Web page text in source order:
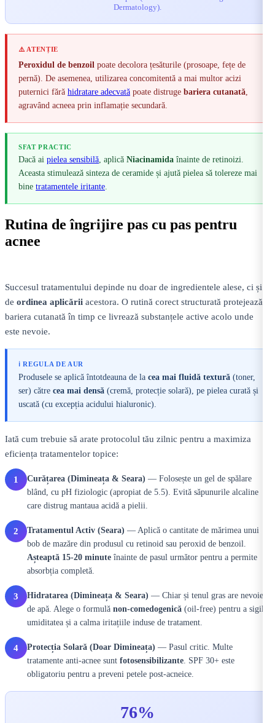
Dermatology).
⚠️ ATENȚIE
Peroxidul de benzoil poate decolora țesăturile (prosoape, fețe de
pernă). De asemenea, utilizarea concomitentă a mai multor acizi
puternici fără hidratare adecvată poate distruge bariera cutanată
agravând acneea prin inflamație secundară.
SFAT PRACTIC
Dacă ai pielea sensibilă , aplică Niacinamida înainte de retinoizi.
Aceasta stimulează sinteza de ceramide și ajută pielea să tolereze mai
bine tratamentele iritante
Rutina de îngrijire pas cu pas pentru
acnee
Succesul tratamentului depinde nu doar de ingredientele alese, ci și
de ordinea aplicării acestora. O rutină corect structurată protejează
bariera cutanată în timp ce livrează substanțele active acolo unde
este nevoie.
ℹ️ REGULA DE AUR
Produsele se aplică întotdeauna de la cea mai fluidă textură (toner,
ser) către cea mai densă (cremă, protecție solară), pe pielea curată și
uscată (cu excepția acidului hialuronic).
Iată cum trebuie să arate protocolul tău zilnic pentru a maximiza
eficiența tratamentelor topice:
1 Curățarea (Dimineața & Seara) — Folosește un gel de spălare
blând, cu pH fiziologic (apropiat de 5.5). Evită săpunurile alcaline
care distrug mantaua acidă a pielii.
2 Tratamentul Activ (Seara) — Aplică o cantitate de mărimea unui
bob de mazăre din produsul cu retinoid sau peroxid de benzoil.
Așteaptă 15-20 minute înainte de pasul următor pentru a permite
absorbția completă.
3 Hidratarea (Dimineața & Seara) — Chiar și tenul gras are nevoie
de apă. Alege o formulă non-comedogenică (oil-free) pentru a sigila
umiditatea și a calma iritațiile induse de tratament.
4 Protecția Solară (Doar Dimineața) — Pasul critic. Multe
tratamente anti-acnee sunt fotosensibilizante. SPF 30+ este
obligatoriu pentru a preveni petele post-acneice.
76%